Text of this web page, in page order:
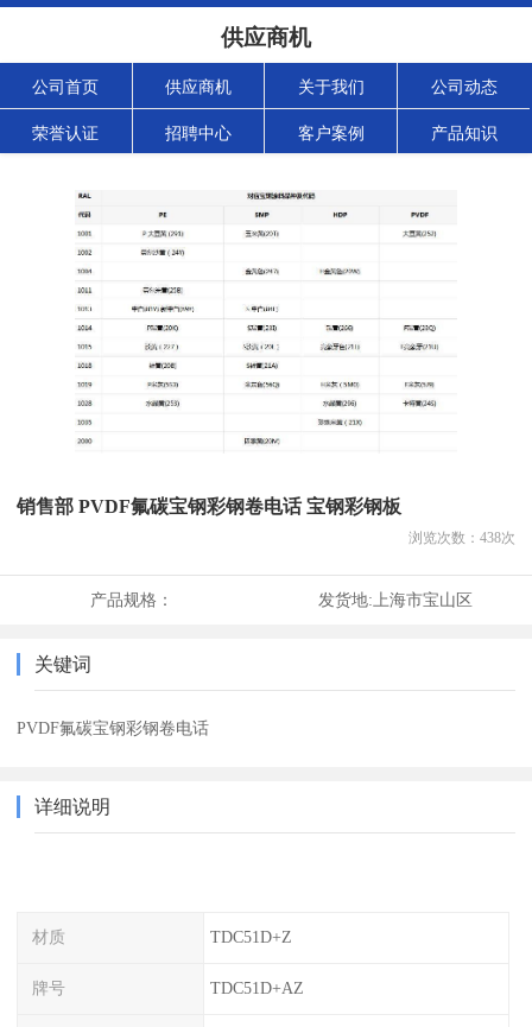
供应商机
公司首页 供应商机 关于我们 公司动态
荣誉认证 招聘中心 客户案例 产品知识
销售部 PVDF氟碳宝钢彩钢卷电话 宝钢彩钢板
浏览次数： 438次
产品规格： 发货地: 上海市宝山区
关键词
PVDF氟碳宝钢彩钢卷电话
详细说明
材质 TDC51D+Z
牌号 TDC51D+AZ